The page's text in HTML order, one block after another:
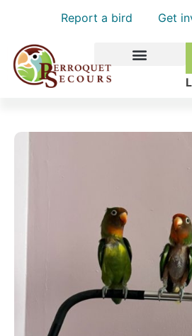
Report a bird Get